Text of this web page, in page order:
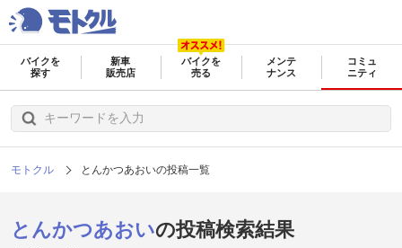
バイクを
探す
新車
販売店
バイクを
売る
メンテ
ナンス
コミュ
ニティ
モトクル とんかつあおいの投稿一覧
とんかつあおいの投稿検索結果